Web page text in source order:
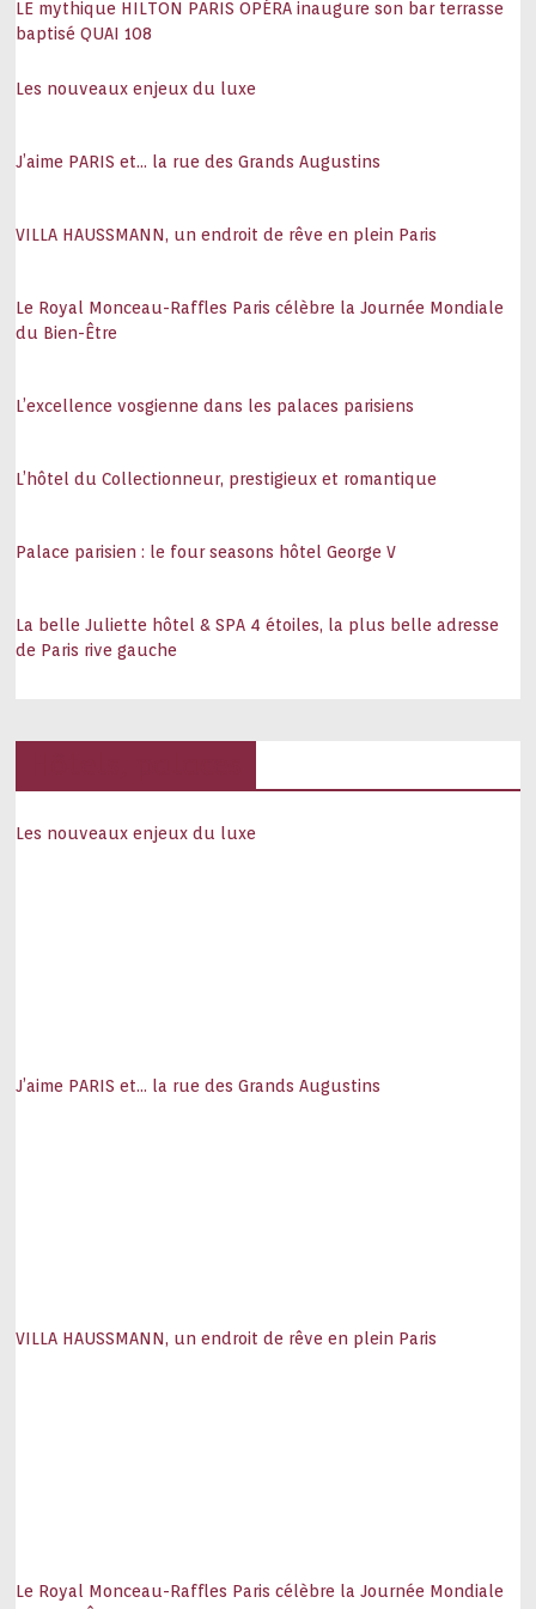
LE mythique HILTON PARIS OPÉRA inaugure son bar terrasse
baptisé QUAI 108
Les nouveaux enjeux du luxe
J’aime PARIS et… la rue des Grands Augustins
VILLA HAUSSMANN, un endroit de rêve en plein Paris
Le Royal Monceau-Raffles Paris célèbre la Journée Mondiale
du Bien-Être
L’excellence vosgienne dans les palaces parisiens
L’hôtel du Collectionneur, prestigieux et romantique
Palace parisien : le four seasons hôtel George V
La belle Juliette hôtel & SPA 4 étoiles, la plus belle adresse
de Paris rive gauche
Les nouveaux enjeux du luxe
J’aime PARIS et… la rue des Grands Augustins
VILLA HAUSSMANN, un endroit de rêve en plein Paris
Le Royal Monceau-Raffles Paris célèbre la Journée Mondiale